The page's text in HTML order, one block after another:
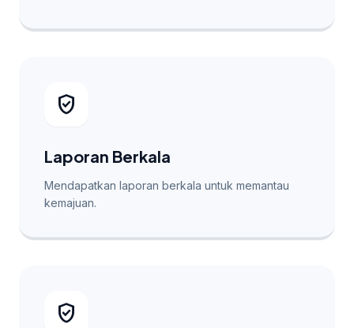
verified_user
Laporan Berkala
Mendapatkan laporan berkala untuk memantau
kemajuan.
verified_user